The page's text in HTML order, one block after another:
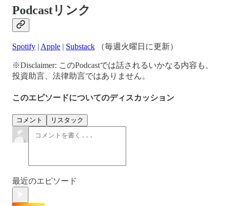
Podcastリンク
Spotify | Apple | Substack （毎週火曜日に更新）
※Disclaimer: このPodcastでは話されるいかなる内容も、
投資助言、法律助言ではありません。
このエピソードについてのディスカッション
コメント リスタック
最近のエピソード